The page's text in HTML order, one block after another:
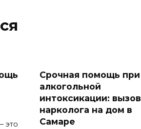
это
Срочная помощь при
алкогольной
интоксикации: вызов
нарколога на дом в
Самаре